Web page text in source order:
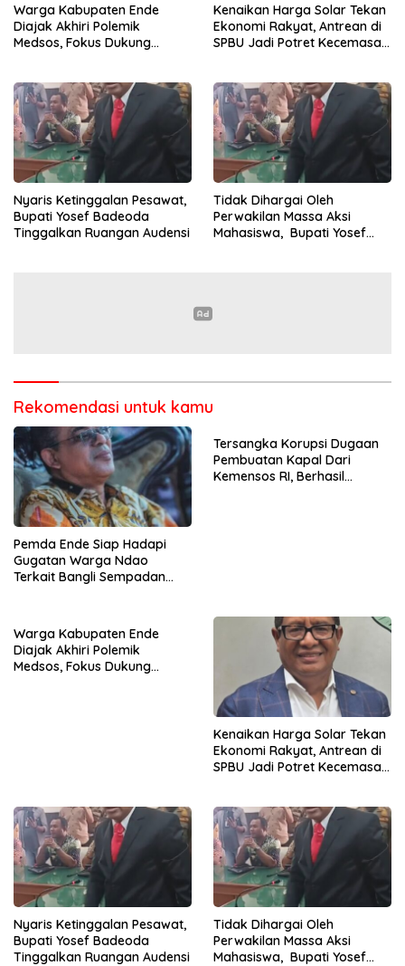
Warga Kabupaten Ende
Diajak Akhiri Polemik
Medsos, Fokus Dukung
Kenaikan Harga Solar Tekan
Ekonomi Rakyat, Antrean di
SPBU Jadi Potret Kecemasan
Nyaris Ketinggalan Pesawat,
Bupati Yosef Badeoda
Tinggalkan Ruangan Audensi
Tidak Dihargai Oleh
Perwakilan Massa Aksi
Mahasiswa, Bupati Yosef
Rekomendasi untuk kamu
Pemda Ende Siap Hadapi
Gugatan Warga Ndao
Terkait Bangli Sempadan
Tersangka Korupsi Dugaan
Pembuatan Kapal Dari
Kemensos RI, Berhasil
Warga Kabupaten Ende
Diajak Akhiri Polemik
Medsos, Fokus Dukung
Kenaikan Harga Solar Tekan
Ekonomi Rakyat, Antrean di
SPBU Jadi Potret Kecemasan
Nyaris Ketinggalan Pesawat,
Bupati Yosef Badeoda
Tinggalkan Ruangan Audensi
Tidak Dihargai Oleh
Perwakilan Massa Aksi
Mahasiswa, Bupati Yosef